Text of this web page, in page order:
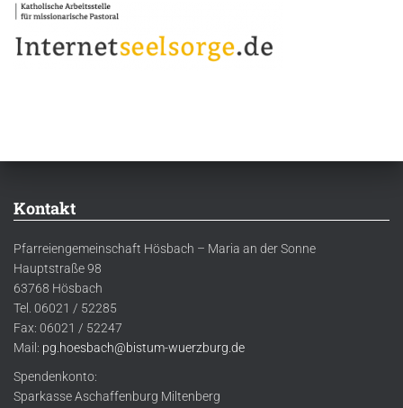
Kontakt
Pfarreiengemeinschaft Hösbach – Maria an der Sonne
Hauptstraße 98
63768 Hösbach
Tel. 06021 / 52285
Fax: 06021 / 52247
Mail: pg.hoesbach@bistum-wuerzburg.de
Spendenkonto:
Sparkasse Aschaffenburg Miltenberg